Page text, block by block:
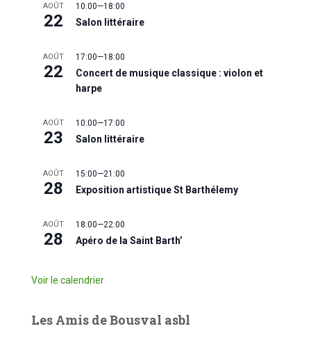
AOÛT
22
10:00—18:00
Salon littéraire
AOÛT
22
17:00—18:00
Concert de musique classique : violon et
harpe
AOÛT
23
10:00—17:00
Salon littéraire
AOÛT
28
15:00—21:00
Exposition artistique St Barthélemy
AOÛT
28
18:00—22:00
Apéro de la Saint Barth’
Voir le calendrier
Les Amis de Bousval asbl